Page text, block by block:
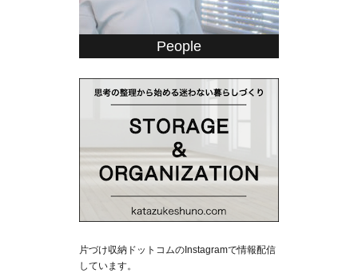
People
片づけ収納ドットコムのInstagramで情報配信
しています。